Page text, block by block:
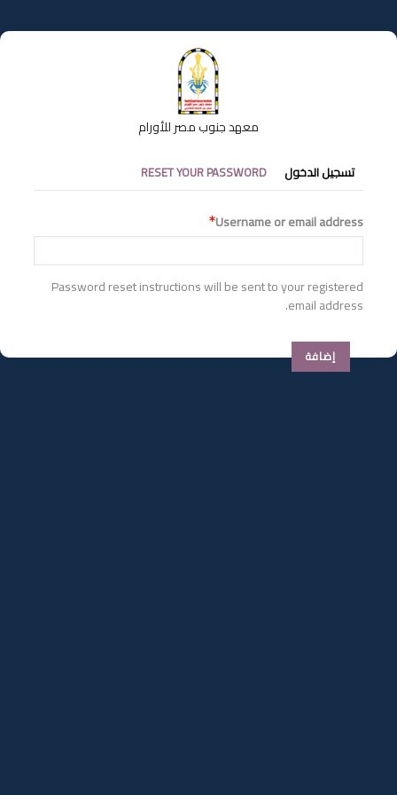
إلى
المحتوى
معهد جنوب مصر للأورام
التبويبات
الأساسية
تسجيل الدخول RESET YOUR PASSWORD
Username or email address
Password reset instructions will be sent to your registered
email address.